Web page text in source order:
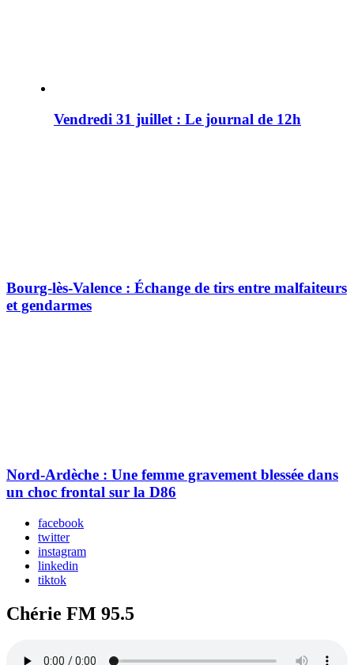
Vendredi 31 juillet : Le journal de 12h
Bourg-lès-Valence : Échange de tirs entre malfaiteurs
et gendarmes
Nord-Ardèche : Une femme gravement blessée dans
un choc frontal sur la D86
facebook
twitter
instagram
linkedin
tiktok
Chérie FM 95.5